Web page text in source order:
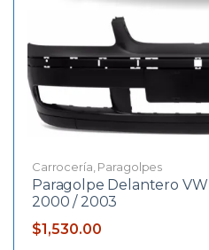
Carrocería Paragolpes
Paragolpe Delantero VW
2000 / 2003
$1,530.00